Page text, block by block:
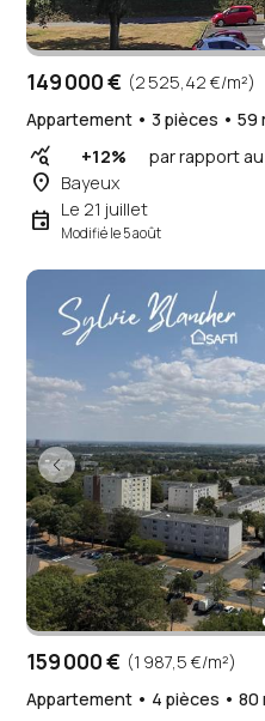
149 000 € (2 525,42 €/m²)
Appartement • 3 pièces • 59
query_stats +12% par rapport
place Bayeux
event Le 21 juillet
Modifié le 5 août
159 000 € (1 987,5 €/m²)
Appartement • 4 pièces • 80